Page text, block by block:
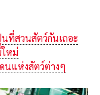
ที่สวนสัตว์กันเถอะ
หม่
แห่งสัตว์ต่างๆ